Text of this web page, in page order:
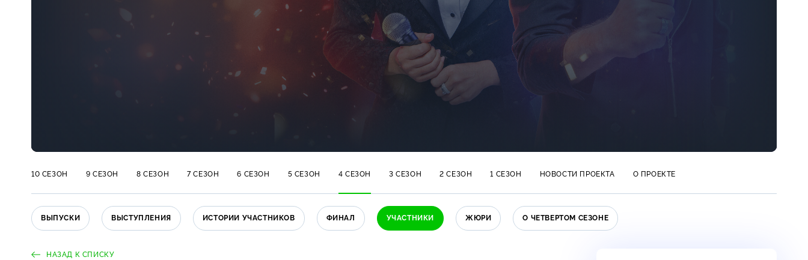
10 СЕЗОН 9 СЕЗОН 8 СЕЗОН 7 СЕЗОН 6 СЕЗОН 5 СЕЗОН 4 СЕЗОН 3 СЕЗОН 2 СЕЗОН 1 СЕЗОН НОВОСТИ ПРОЕКТА О ПРОЕКТЕ
ВЫПУСКИ ВЫСТУПЛЕНИЯ ИСТОРИИ УЧАСТНИКОВ ФИНАЛ УЧАСТНИКИ ЖЮРИ О ЧЕТВЕРТОМ СЕЗОНЕ
НАЗАД К СПИСКУ